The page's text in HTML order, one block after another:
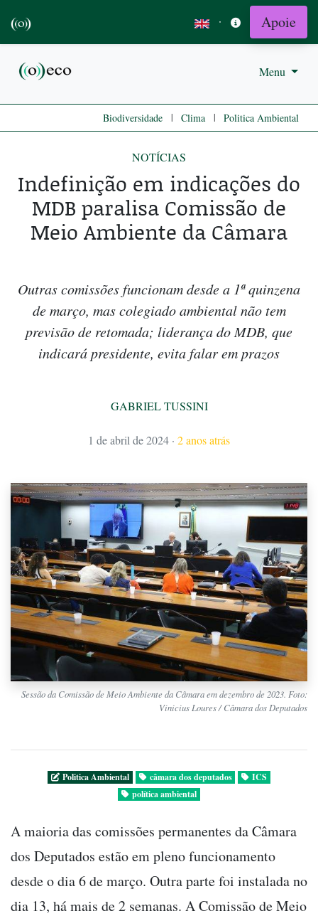
· Apoie
Menu
Biodiversidade | Clima | Politica Ambiental
NOTÍCIAS
Indefinição em indicações do
MDB paralisa Comissão de
Meio Ambiente da Câmara
Outras comissões funcionam desde a 1ª quinzena
de março, mas colegiado ambiental não tem
previsão de retomada; liderança do MDB, que
indicará presidente, evita falar em prazos
GABRIEL TUSSINI
1 de abril de 2024 · 2 anos atrás
Sessão da Comissão de Meio Ambiente da Câmara em dezembro de 2023. Foto:
Vinicius Loures / Câmara dos Deputados
Politica Ambiental câmara dos deputados
ICS
política ambiental
A maioria das comissões permanentes da Câmara
dos Deputados estão em pleno funcionamento
desde o dia 6 de março. Outra parte foi instalada no
dia 13, há mais de 2 semanas. A Comissão de Meio